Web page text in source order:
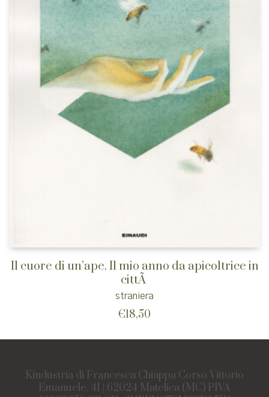
Il cuore di un’ape. Il mio anno da apicoltrice in
cittÃ
straniera
€18,50
Kindustria di Francesca Chiappa Corso Vittorio
Emanuele, 41 | 62024 Matelica (MC) PIVA